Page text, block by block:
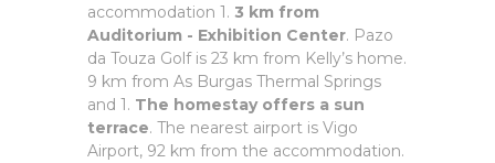
accommodation 1. 3 km from
Auditorium - Exhibition Center. Pazo
da Touza Golf is 23 km from Kelly’s home.
9 km from As Burgas Thermal Springs
and 1. The homestay offers a sun
terrace. The nearest airport is Vigo
Airport, 92 km from the accommodation.